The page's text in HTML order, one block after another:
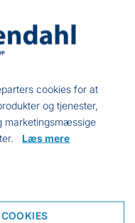
ØSEKAR I
BLÅ
cookies for at
og tjenester,
marketingsmæssige
Læs mere